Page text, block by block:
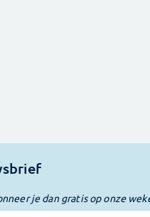
je dan gratis op onze